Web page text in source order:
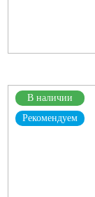
В наличии
Рекомендуем